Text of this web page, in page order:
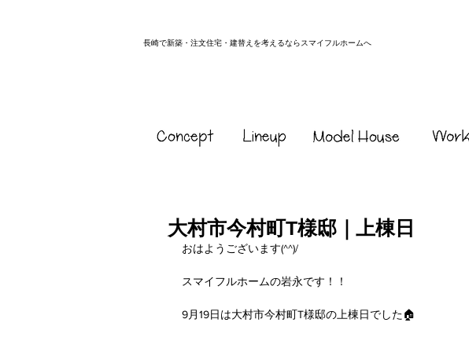
長崎で新築・注文住宅・建替えを考えるならスマイフルホームへ
大村市今村町T様邸｜上棟日
おはようございます(^^)/
スマイフルホームの岩永です！！
9月19日は大村市今村町T様邸の上棟日でした🏠